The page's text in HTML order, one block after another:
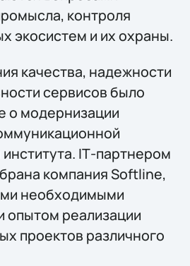
контроля
экосистем и их охраны.
качества, надежности
сервисов было
о модернизации
IТ-партнером
компания Softline,
необходимыми
опытом реализации
проектов различного